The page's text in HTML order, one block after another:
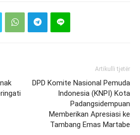
Artikulli tjetër
DPD Komite Nasional Pemuda
Indonesia (KNPI) Kota
Padangsidempuan
Memberikan Apresiasi ke
Tambang Emas Martabe